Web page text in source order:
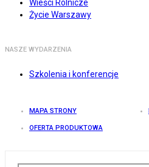
Wieści Rolnicze
Życie Warszawy
NASZE WYDARZENIA
Szkolenia i konferencje
MAPA STRONY
OFERTA PRODUKTOWA